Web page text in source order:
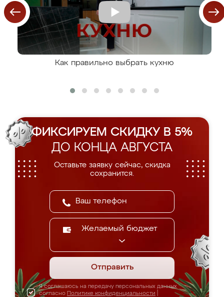
Как правильно выбрать кухню
ФИКСИРУЕМ СКИДКУ В 5%
ДО КОНЦА АВГУСТА
Оставьте заявку сейчас, скидка
сохранится.
Желаемый бюджет
Отправить
Я соглашаюсь на передачу персональных данных
согласно Политике конфиденциальности